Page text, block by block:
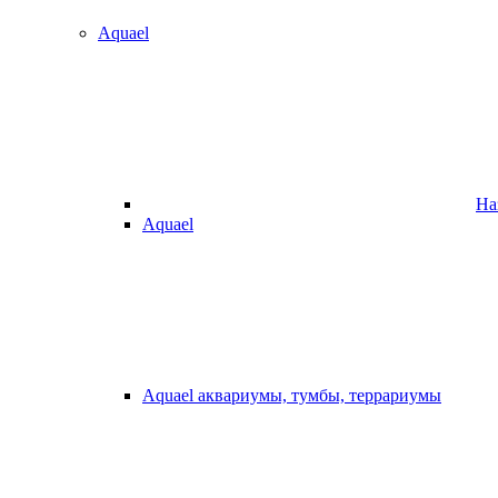
Aquael
Aquael
Aquael аквариумы, тумбы, террариумы